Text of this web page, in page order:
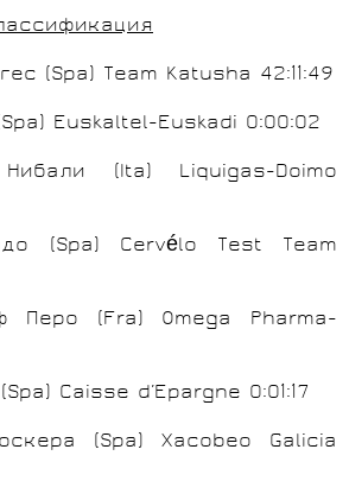
(Spa) Team Katusha 42:11:49
Spa) Euskaltel-Euskadi 0:00:02
(Ita) Liquigas-Doimo
(Spa) Cervélo Test Team
Перо (Fra) Omega Pharma-
(Spa) Caisse d’Epargne 0:01:17
(Spa) Xacobeo Galicia